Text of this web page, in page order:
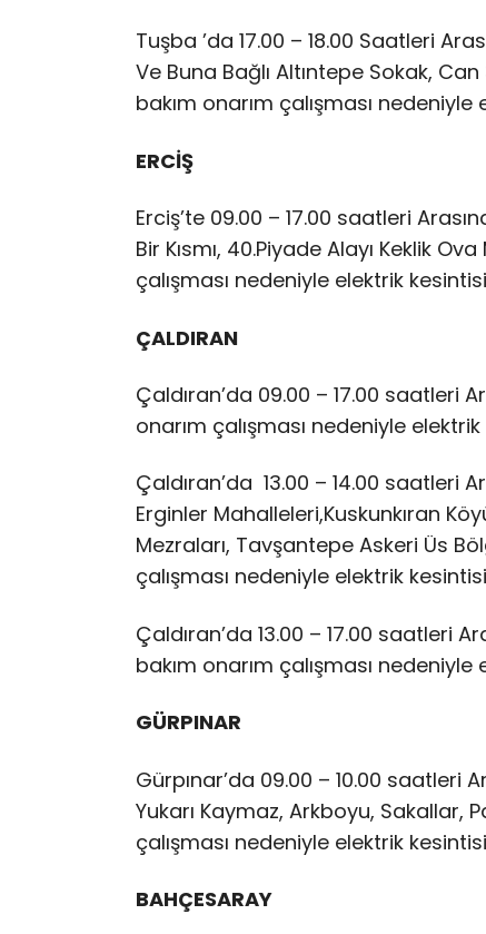
Tuşba ’da 17.00 – 18.00 Saatleri
Ve Buna Bağlı Altıntepe Sokak,
bakım onarım çalışması
ERCİŞ
Erciş’te 09.00 – 17.00 saatleri
Bir Kısmı, 40.Piyade Alayı Keklik
çalışması nedeniyle elektrik
ÇALDIRAN
Çaldıran’da 09.00 – 17.00 saatleri
onarım çalışması nedeniyle
Çaldıran’da 13.00 – 14.00 saatleri
Erginler Mahalleleri,Kuskunkıran
Mezraları, Tavşantepe Askeri Üs
çalışması nedeniyle elektrik
Çaldıran’da 13.00 – 17.00 saatleri
bakım onarım çalışması
GÜRPINAR
Gürpınar’da 09.00 – 10.00 saatleri
Yukarı Kaymaz, Arkboyu, Sakallar,
çalışması nedeniyle elektrik
BAHÇESARAY